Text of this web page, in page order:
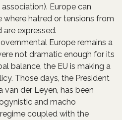
Europe can
hatred or tensions from
expressed.
Europe remains a
not dramatic enough for its
balance, the EU is making a
Those days, the President
van der Leyen, has been
and macho
coupled with the